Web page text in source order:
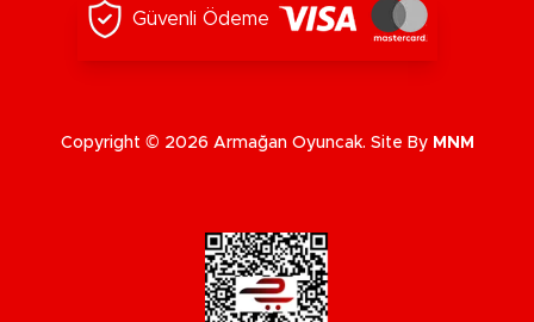
Güvenli Ödeme
Copyright © 2026 Armağan Oyuncak. Site By MNM